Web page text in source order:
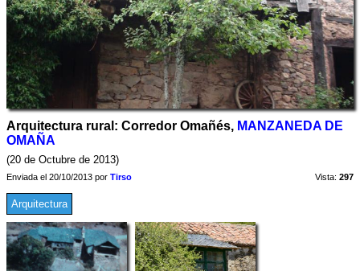
Arquitectura rural: Corredor Omañés, MANZANEDA DE
OMAÑA
(20 de Octubre de 2013)
Enviada el 20/10/2013 por Tirso Vista: 297
Arquitectura